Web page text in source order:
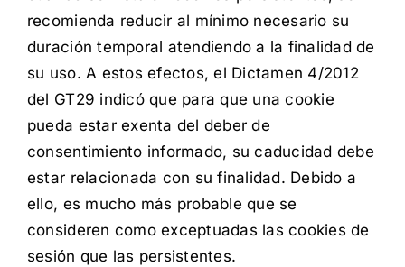
recomienda reducir al mínimo necesario su
duración temporal atendiendo a la finalidad de
su uso. A estos efectos, el Dictamen 4/2012
del GT29 indicó que para que una cookie
pueda estar exenta del deber de
consentimiento informado, su caducidad debe
estar relacionada con su finalidad. Debido a
ello, es mucho más probable que se
consideren como exceptuadas las cookies de
sesión que las persistentes.